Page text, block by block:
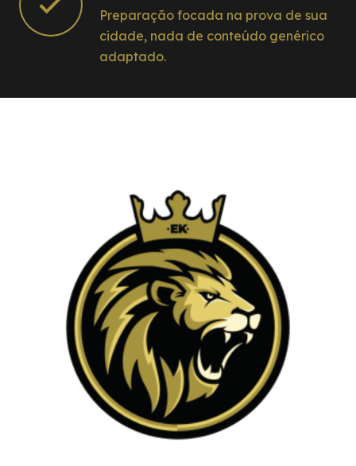
Preparação focada na prova de sua
cidade, nada de conteúdo genérico
adaptado.